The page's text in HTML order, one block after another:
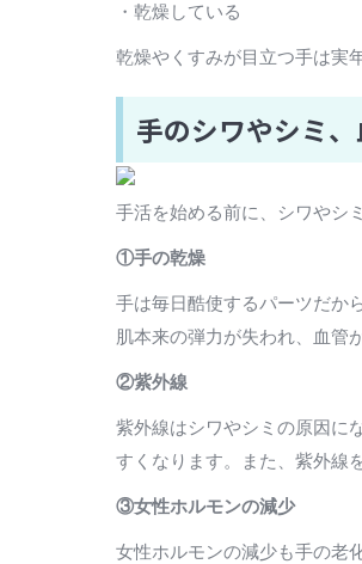
・乾燥している
乾燥やくすみが目立つ手は実
手のシワやシミ
手活を始める前に、シワやシ
①手の乾燥
手は毎日酷使するパーツだか
肌本来の弾力が失われ、血管
②紫外線
紫外線はシワやシミの原因に
すくなります。また、紫外線
③女性ホルモンの減少
女性ホルモンの減少も手の老